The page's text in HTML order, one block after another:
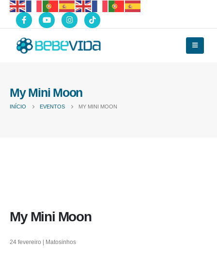
My Mini Moon
INÍCIO EVENTOS MY MINI MOON
My Mini Moon
24 fevereiro | Matosinhos